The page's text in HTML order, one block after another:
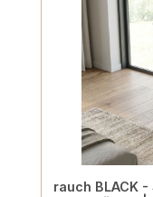
rauch BLACK